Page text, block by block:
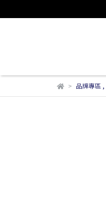
品牌專區 ,